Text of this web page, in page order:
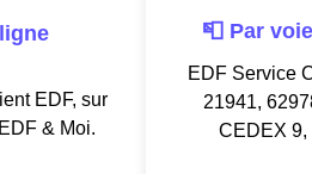
EDF, sur
& Moi.
📮 Par
EDF Service
21941,
CEDEX 9,